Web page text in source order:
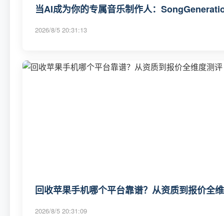
当AI成为你的专属音乐制作人：
2026/8/5 20:31:13
回收苹果手机哪个平台靠谱？从资质到报价全
2026/8/5 20:31:09